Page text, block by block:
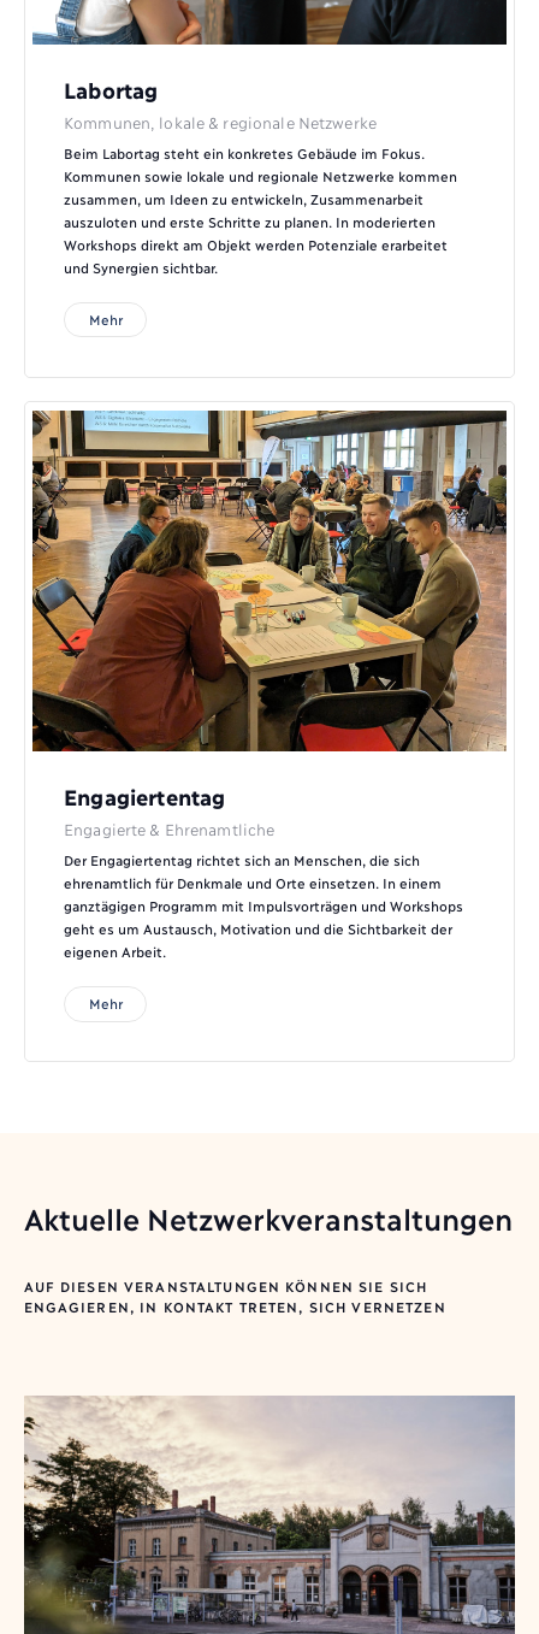
Labortag
Kommunen, lokale & regionale Netzwerke
Beim Labortag steht ein konkretes Gebäude im Fokus.
Kommunen sowie lokale und regionale Netzwerke kommen
zusammen, um Ideen zu entwickeln, Zusammenarbeit
auszuloten und erste Schritte zu planen. In moderierten
Workshops direkt am Objekt werden Potenziale erarbeitet
und Synergien sichtbar.
Mehr
Engagiertentag
Engagierte & Ehrenamtliche
Der Engagiertentag richtet sich an Menschen, die sich
ehrenamtlich für Denkmale und Orte einsetzen. In einem
ganztägigen Programm mit Impulsvorträgen und Workshops
geht es um Austausch, Motivation und die Sichtbarkeit der
eigenen Arbeit.
Mehr
Aktuelle Netzwerkveranstaltungen
AUF DIESEN VERANSTALTUNGEN KÖNNEN SIE SICH
ENGAGIEREN, IN KONTAKT TRETEN, SICH VERNETZEN